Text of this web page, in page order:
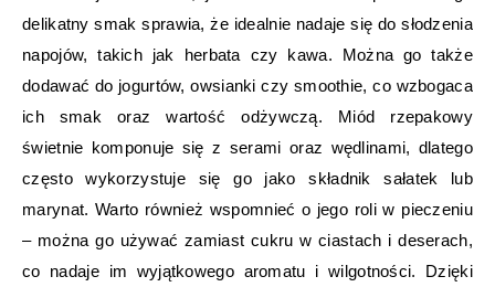
delikatny smak sprawia, że idealnie nadaje się do słodzenia
napojów, takich jak herbata czy kawa. Można go także
dodawać do jogurtów, owsianki czy smoothie, co wzbogaca
ich smak oraz wartość odżywczą. Miód rzepakowy
świetnie komponuje się z serami oraz wędlinami, dlatego
często wykorzystuje się go jako składnik sałatek lub
marynat. Warto również wspomnieć o jego roli w pieczeniu
– można go używać zamiast cukru w ciastach i deserach,
co nadaje im wyjątkowego aromatu i wilgotności. Dzięki